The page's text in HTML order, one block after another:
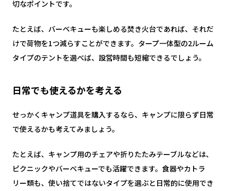
切なポイントです。
たとえば、バーベキューも楽しめる焚き火台であれば、それだ
けで荷物を1つ減らすことができます。タープ一体型の2ルーム
タイプのテントを選べば、設営時間も短縮できるでしょう。
日常でも使えるかを考える
せっかくキャンプ道具を購入するなら、キャンプに限らず日常
で使えるかも考えてみましょう。
たとえば、キャンプ用のチェアや折りたたみテーブルなどは、
ピクニックやバーベキューでも活躍できます。食器やカトラ
リー類も、使い捨てではないタイプを選ぶと日常的に使用でき